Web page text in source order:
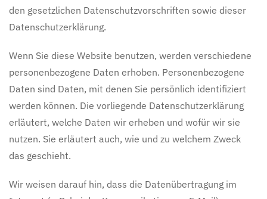
den gesetzlichen Datenschutzvorschriften sowie dieser
Datenschutzerklärung.
Wenn Sie diese Website benutzen, werden verschiedene
personenbezogene Daten erhoben. Personenbezogene
Daten sind Daten, mit denen Sie persönlich identifiziert
werden können. Die vorliegende Datenschutzerklärung
erläutert, welche Daten wir erheben und wofür wir sie
nutzen. Sie erläutert auch, wie und zu welchem Zweck
das geschieht.
Wir weisen darauf hin, dass die Datenübertragung im